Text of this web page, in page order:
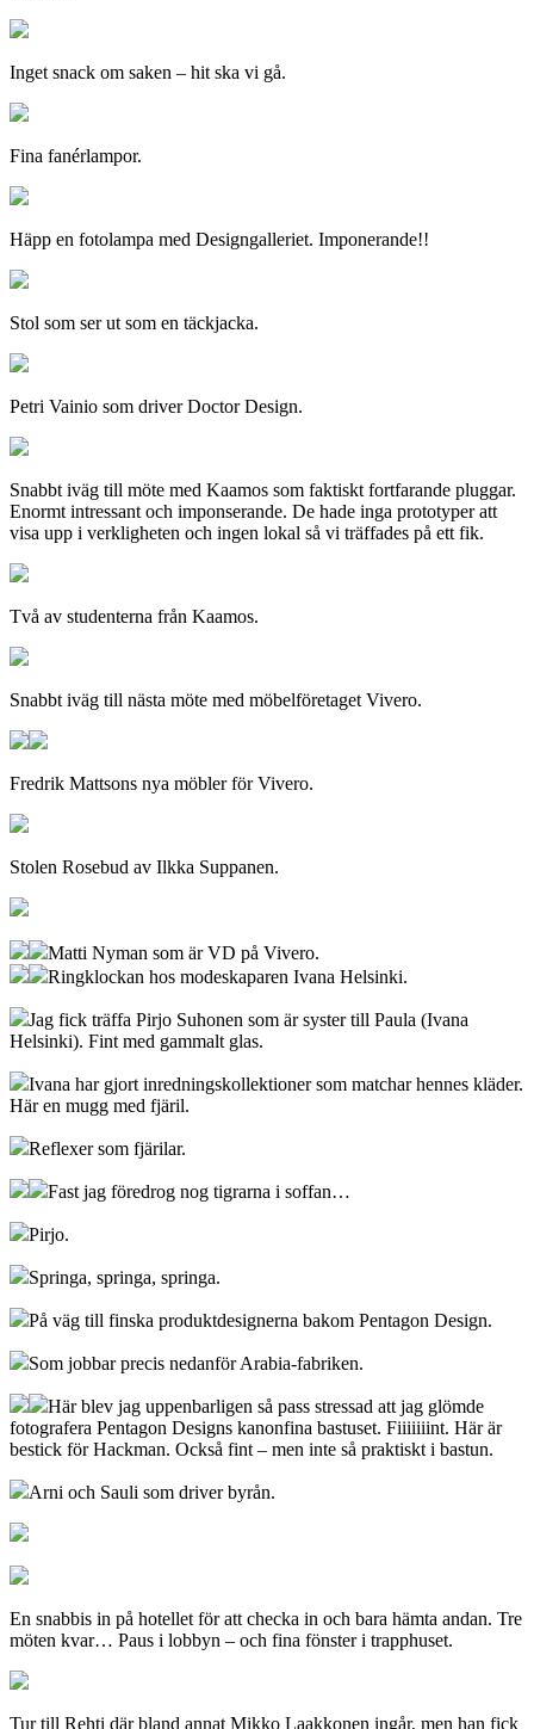
Inget snack om saken – hit ska vi gå.
Fina fanérlampor.
Häpp en fotolampa med Designgalleriet. Imponerande!!
Stol som ser ut som en täckjacka.
Petri Vainio som driver Doctor Design.
Snabbt iväg till möte med Kaamos som faktiskt fortfarande pluggar.
Enormt intressant och imponserande. De hade inga prototyper att
visa upp i verkligheten och ingen lokal så vi träffades på ett fik.
Två av studenterna från Kaamos.
Snabbt iväg till nästa möte med möbelföretaget Vivero.
Fredrik Mattsons nya möbler för Vivero.
Stolen Rosebud av Ilkka Suppanen.
Matti Nyman som är VD på Vivero.
Ringklockan hos modeskaparen Ivana Helsinki.
Jag fick träffa Pirjo Suhonen som är syster till Paula (Ivana
Helsinki). Fint med gammalt glas.
Ivana har gjort inredningskollektioner som matchar hennes kläder.
Här en mugg med fjäril.
Reflexer som fjärilar.
Fast jag föredrog nog tigrarna i soffan…
Pirjo.
Springa, springa, springa.
På väg till finska produktdesignerna bakom Pentagon Design.
Som jobbar precis nedanför Arabia-fabriken.
Här blev jag uppenbarligen så pass stressad att jag glömde
fotografera Pentagon Designs kanonfina bastuset. Fiiiiiiint. Här är
bestick för Hackman. Också fint – men inte så praktiskt i bastun.
Arni och Sauli som driver byrån.
En snabbis in på hotellet för att checka in och bara hämta andan. Tre
möten kvar… Paus i lobbyn – och fina fönster i trapphuset.
Tur till Rehti där bland annat Mikko Laakkonen ingår, men han fick